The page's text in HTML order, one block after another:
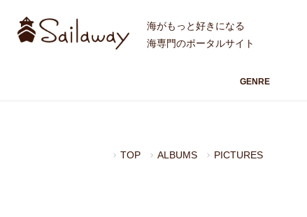
海がもっと好きになる
海専門のポータルサイト
GENRE
TOP ALBUMS PICTURES